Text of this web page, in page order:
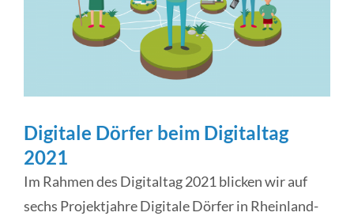
Digitale Dörfer beim Digitaltag
2021
Im Rahmen des Digitaltag 2021 blicken wir auf
sechs Projektjahre Digitale Dörfer in Rheinland-